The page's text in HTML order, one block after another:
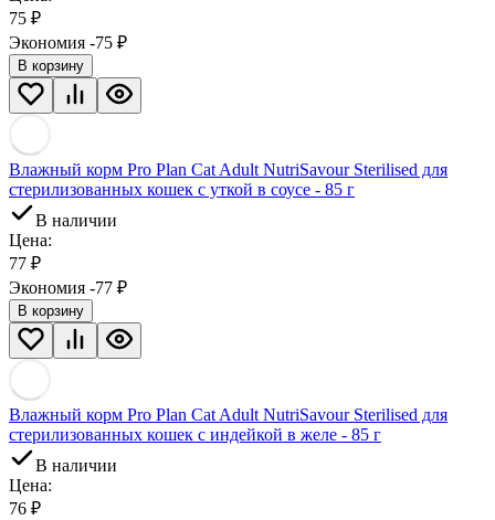
75 ₽
Экономия -75 ₽
В корзину
Влажный корм Pro Plan Cat Adult NutriSavour Sterilised для
стерилизованных кошек с уткой в соусе - 85 г
В наличии
Цена:
77 ₽
Экономия -77 ₽
В корзину
Влажный корм Pro Plan Cat Adult NutriSavour Sterilised для
стерилизованных кошек с индейкой в желе - 85 г
В наличии
Цена:
76 ₽